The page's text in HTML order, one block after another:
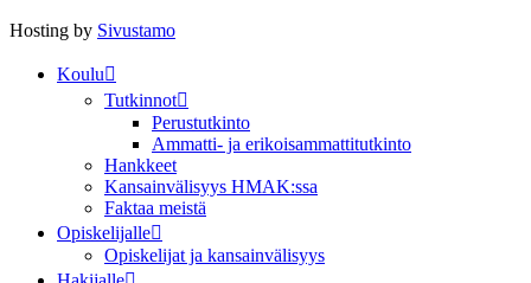
Hosting by Sivustamo
Koulu
Tutkinnot
Perustutkinto
Ammatti- ja erikoisammattitutkinto
Hankkeet
Kansainvälisyys HMAK:ssa
Faktaa meistä
Opiskelijalle
Opiskelijat ja kansainvälisyys